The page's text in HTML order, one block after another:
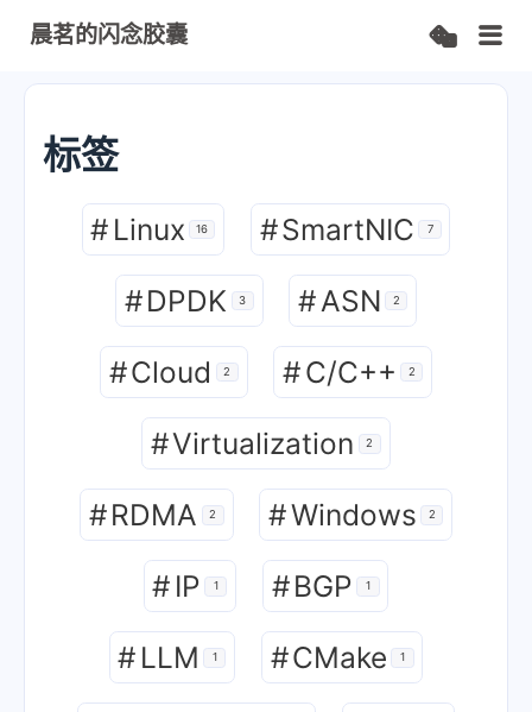
晨茗的闪念胶囊
标签
#Linux #SmartNIC
#DPDK #ASN
Cloud 2 #C/C++
# Virtualization 2
RDMA #Windows
#IP #BGP